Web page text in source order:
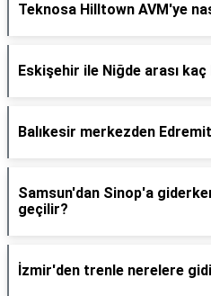
Teknosa Hilltown AVM'ye
Eskişehir ile Niğde arası
Balıkesir merkezden
Samsun'dan Sinop'a
geçilir?
İzmir'den trenle nerelere